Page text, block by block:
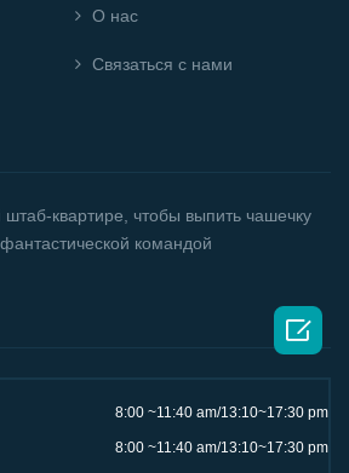
О нас
Связаться с нами
квартире, чтобы выпить чашечку
командой
8:00 ~11:40 am/13:10~17:30 pm
8:00 ~11:40 am/13:10~17:30 pm
